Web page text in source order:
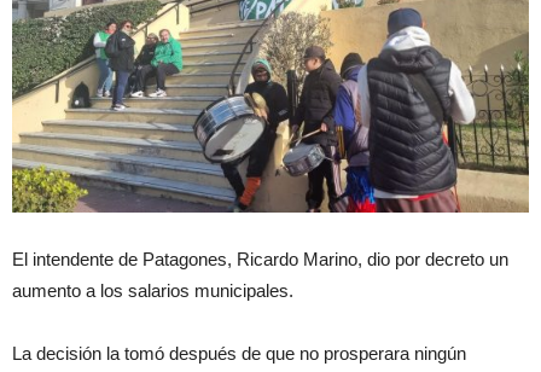
El intendente de Patagones, Ricardo Marino, dio por decreto un
aumento a los salarios municipales.
La decisión la tomó después de que no prosperara ningún